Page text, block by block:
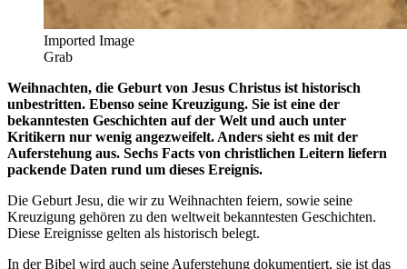
Imported Image
Grab
Weihnachten, die Geburt von Jesus Christus ist historisch
unbestritten. Ebenso seine Kreuzigung. Sie ist eine der
bekanntesten Geschichten auf der Welt und auch unter
Kritikern nur wenig angezweifelt. Anders sieht es mit der
Auferstehung aus. Sechs Facts von christlichen Leitern liefern
packende Daten rund um dieses Ereignis.
Die Geburt Jesu, die wir zu Weihnachten feiern, sowie seine
Kreuzigung gehören zu den weltweit bekanntesten Geschichten.
Diese Ereignisse gelten als historisch belegt.
In der Bibel wird auch seine Auferstehung dokumentiert, sie ist das